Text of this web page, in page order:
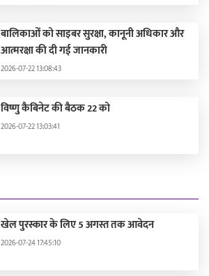
बालिकाओं को साइबर सुरक्षा, कानूनी अधिकार और
आत्मरक्षा की दी गई जानकारी
2026-07-22 13:08:43
विष्णु कैबिनेट की बैठक 22 को
2026-07-22 13:03:41
खेल पुरस्कार के लिए 5 अगस्त तक आवेदन
2026-07-24 17:45:10